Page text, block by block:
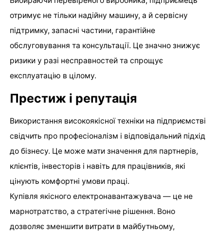
отримує не тільки надійну машину, а й сервісну
підтримку, запасні частини, гарантійне
обслуговування та консультації. Це значно знижує
ризики у разі несправностей та спрощує
експлуатацію в цілому.
Престиж і репутація
Використання високоякісної техніки на підприємстві
свідчить про професіоналізм і відповідальний підхід
до бізнесу. Це може мати значення для партнерів,
клієнтів, інвесторів і навіть для працівників, які
цінують комфортні умови праці.
Купівля якісного електронавантажувача — це не
марнотратство, а стратегічне рішення. Воно
дозволяє зменшити витрати в майбутньому,